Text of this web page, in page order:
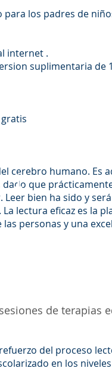
los padres de
internet .
suplimentaria de
cerebro humano. Es
que
bien ha sido y
lectura eficaz es la
personas y una
sesiones de terapias
del proceso
en los
1